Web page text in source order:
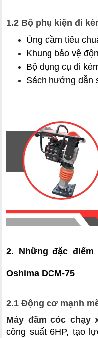
1.2 Bộ phụ kiện đi
Ủng đầm tiêu
Khung bảo vệ
Bộ dụng cụ đi
Sách hướng dẫn
2. Những đặc
Oshima DCM-75
2.1 Động cơ mạnh
Máy đầm cóc chạy
công suất 6HP, tạo